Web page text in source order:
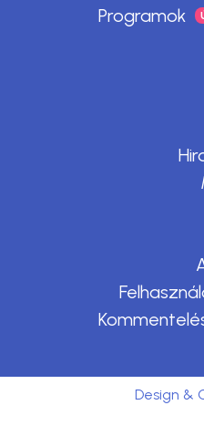
Programok
Design &